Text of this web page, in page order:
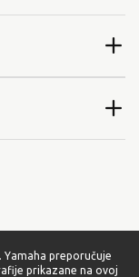
Yamaha preporučuje
prikazane na ovoj